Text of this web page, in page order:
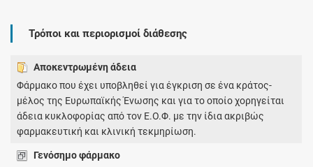
Τρόποι και περιορισμοί διάθεσης
Αποκεντρωμένη άδεια
Φάρμακο που έχει υποβληθεί για έγκριση σε ένα κράτος-
μέλος της Ευρωπαϊκής Ένωσης και για το οποίο χορηγείται
άδεια κυκλοφορίας από τον Ε.Ο.Φ. με την ίδια ακριβώς
φαρμακευτική και κλινική τεκμηρίωση.
Γενόσημο φάρμακο